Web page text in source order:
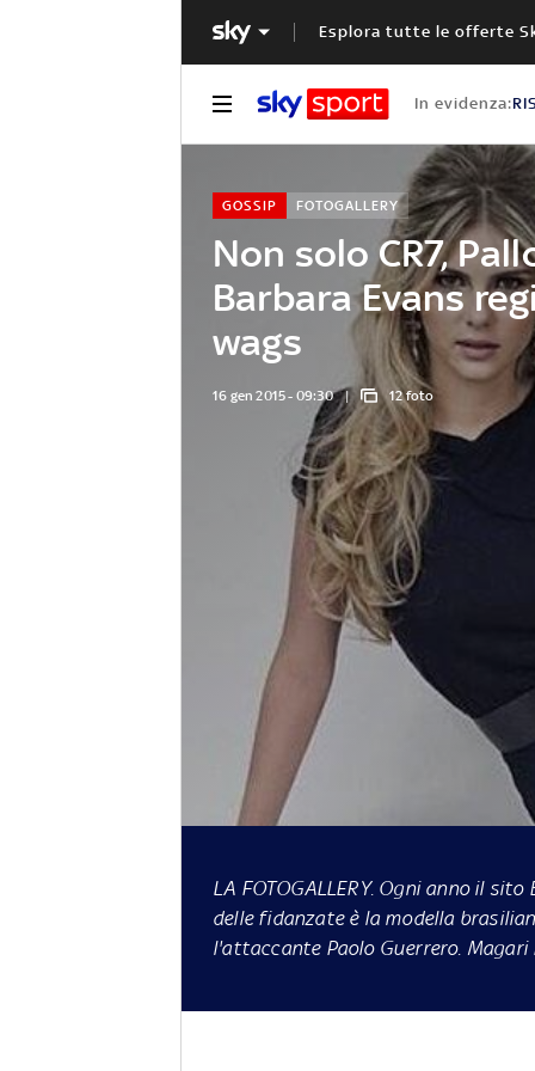
Esplora tutte le offerte
In evidenza:
Non solo CR7,
Barbara Evans
wags
GOSSIP FOTOGALLERY
16 gen 2015 - 09:30 12 foto
LA FOTOGALLERY. Ogni anno il sito
delle fidanzate è la modella
l'attaccante Paolo Guerrero.